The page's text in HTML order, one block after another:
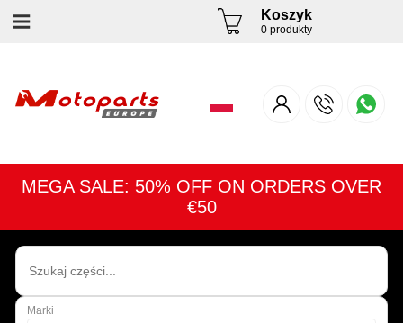
Koszyk
0 produkty
MEGA SALE: 50% OFF ON ORDERS OVER
€50
Marki